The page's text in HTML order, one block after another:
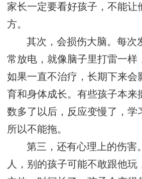
家长一定要看好孩子，不能让
方。
其次，会损伤大脑。每次
常放电，就像脑子里打雷一样
如果一直不治疗，长期下来会
育和身体成长。有些孩子本来
数多了以后，反应变慢了，学
所以不能拖。
第三，还有心理上的伤害
人，别的孩子可能不敢跟他玩